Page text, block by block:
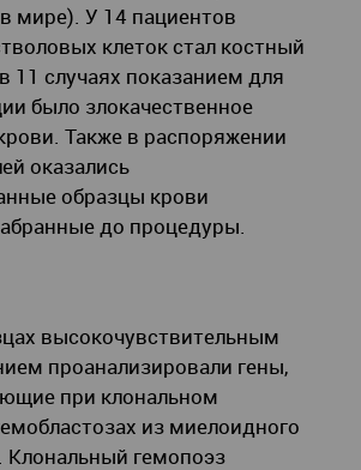
мире). У 14 пациентов
клеток стал костный
11 случаях показанием для
было злокачественное
Также в распоряжении
оказались
образцы крови
до процедуры.
высокочувствительным
проанализировали гены,
при клональном
из миелоидного
Клональный гемопоэз